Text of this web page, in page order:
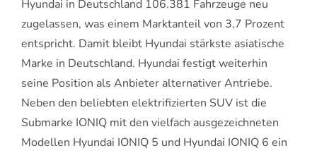
Hyundai in Deutschland 106.381 Fahrzeuge neu
zugelassen, was einem Marktanteil von 3,7 Prozent
entspricht. Damit bleibt Hyundai stärkste asiatische
Marke in Deutschland. Hyundai festigt weiterhin
seine Position als Anbieter alternativer Antriebe.
Neben den beliebten elektrifizierten SUV ist die
Submarke IONIQ mit den vielfach ausgezeichneten
Modellen Hyundai IONIQ 5 und Hyundai IONIQ 6 ein